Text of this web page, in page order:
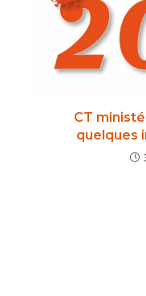
CT
quelques